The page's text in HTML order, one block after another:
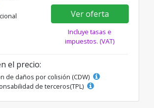
Ver oferta
Incluye tasas e
impuestos. (VAT)
el precio:
de daños por colisión (CDW)
de terceros(TPL)